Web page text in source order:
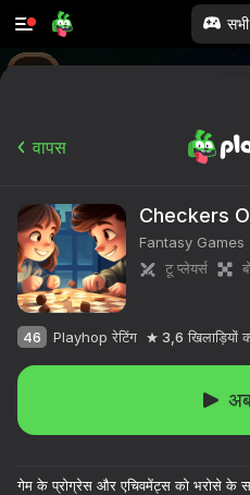
वापस
Checkers
Fantasy Games
टू प्लेयर्स
46 Playhop रेटिंग 3,6 खिलाड़ियों
गेम के प्रोग्रेस और एचिवमेंट्स को भरोसे के